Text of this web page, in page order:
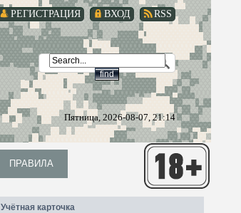
RSS
ВХОД
РЕГИСТРАЦИЯ
Пятница, 2026-08-07, 21:14
ПРАВИЛА
Учётная карточка